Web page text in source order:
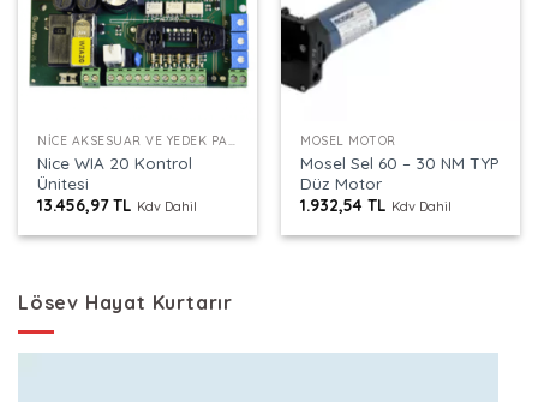
NICE AKSESUAR VE YEDEK PARÇALAR
Nice WIA 20 Kontrol
Ünitesi
13.456,97TL Kdv Dahil
MOSEL MOTOR
Mosel Sel 60 – 30 NM TYP
Düz Motor
1.932,54TL Kdv Dahil
Lösev Hayat Kurtarır